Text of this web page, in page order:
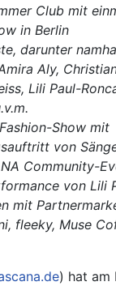
Club mit
in Berlin
darunter
Aly,
Lili Paul-
Show mit
von
Community-
von Lili
mit
fleeky, Muse
) hat am